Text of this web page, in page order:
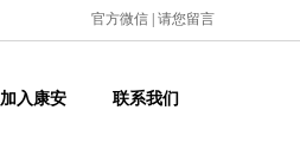
官方微信 请您留言
加入康安 联系我们